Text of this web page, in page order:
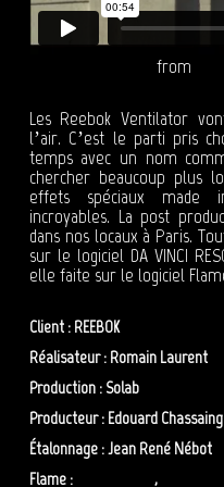
from
Les Reebok Ventilator
l’air. C’est le parti pris
temps avec un nom
chercher beaucoup plus
effets spéciaux made
incroyables. La post
dans nos locaux à Paris.
sur le logiciel DA VINCI
elle faite sur le logiciel
Client : REEBOK
Réalisateur : Romain Laurent
Production : Solab
Producteur : Edouard Chassaing
Étalonnage : Jean René Nébot
Flame :
,